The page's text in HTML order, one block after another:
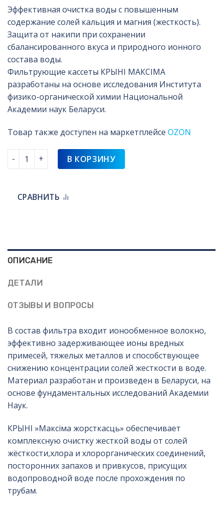
Эффективная очистка воды с повышенным
содержание солей кальция и магния (жесткость).
Защита от накипи при сохранении
сбалансированного вкуса и природного ионного
состава воды.
Фильтрующие кассеты КРЫНI МАКСIМА
разработаны на основе исследования Института
физико-органической химии Национальной
Академии наук Беларуси.
Товар также доступен на маркетплейсе OZON
Количество товара Комплект кассет фильтрующих
В КОРЗИНУ
СРАВНИТЬ
ОПИСАНИЕ
ДЕТАЛИ
ОТЗЫВЫ И ВОПРОСЫ
В состав фильтра входит ионообменное волокно,
эффективно задерживающее ионы вредных
примесей, тяжелых металлов и способствующее
снижению концентрации солей жесткости в воде.
Материал разработан и произведен в Беларуси, на
основе фундаментальных исследований Академии
Наук.
КРЫНI »Максiма жорсткасць» обеспечивает
комплексную очистку жесткой воды от солей
жёсткости,хлора и хлорорганических соединений,
посторонних запахов и привкусов, присущих
водопроводной воде после прохождения по
трубам.